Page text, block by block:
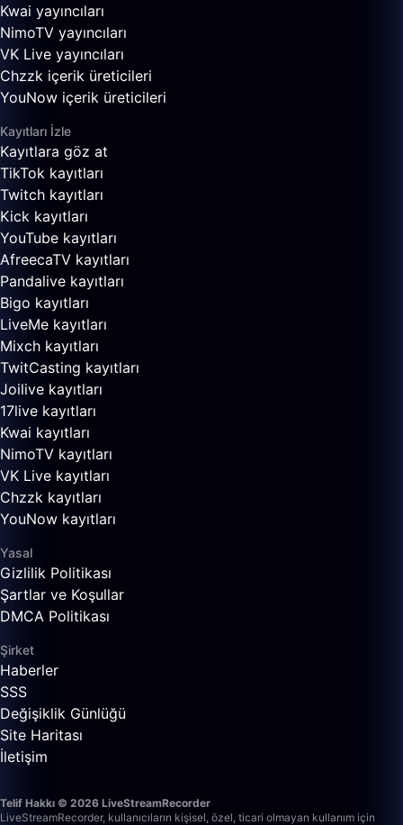
Kwai yayıncıları
NimoTV yayıncıları
VK Live yayıncıları
Chzzk içerik üreticileri
YouNow içerik üreticileri
Kayıtları İzle
Kayıtlara göz at
TikTok kayıtları
Twitch kayıtları
Kick kayıtları
YouTube kayıtları
AfreecaTV kayıtları
Pandalive kayıtları
Bigo kayıtları
LiveMe kayıtları
Mixch kayıtları
TwitCasting kayıtları
Joilive kayıtları
17live kayıtları
Kwai kayıtları
NimoTV kayıtları
VK Live kayıtları
Chzzk kayıtları
YouNow kayıtları
Yasal
Gizlilik Politikası
Şartlar ve Koşullar
DMCA Politikası
Şirket
Haberler
SSS
Değişiklik Günlüğü
Site Haritası
İletişim
Telif Hakkı © 2026 LiveStreamRecorder
LiveStreamRecorder, kullanıcıların kişisel, özel, ticari olmayan kullanım için